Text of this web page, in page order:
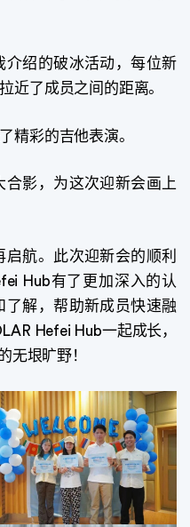
介绍的破冰活动，每位新
近了成员之间的距离。
精彩的吉他表演。
合影，为这次迎新会画上
航。此次迎新会的顺利
Hub有了更加深入的认
解，帮助新成员快速融
Hefei Hub一起成长，
无垠旷野！